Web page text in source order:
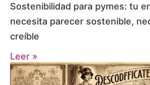
Sostenibilidad para pymes: tu
necesita parecer sostenible,
creíble
Leer »